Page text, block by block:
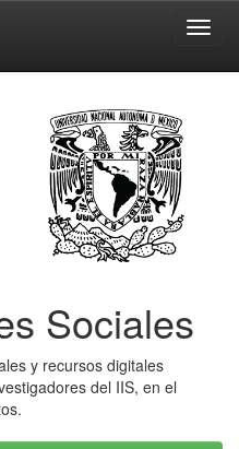
Sociales
y recursos digitales
del IIS, en el